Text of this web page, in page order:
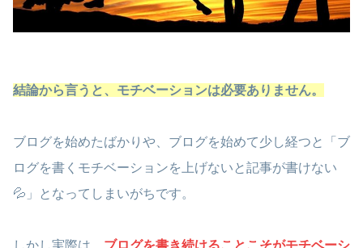
結論から言うと、モチベーションは必要ありません。
ブログを始めたばかりや、ブログを始めて少し経つと「ブ
ログを書くモチベーションを上げないと記事が書けない
💦」となってしまいがちです。
しかし実際は、 ブログを書き続けることこそがモチベーシ